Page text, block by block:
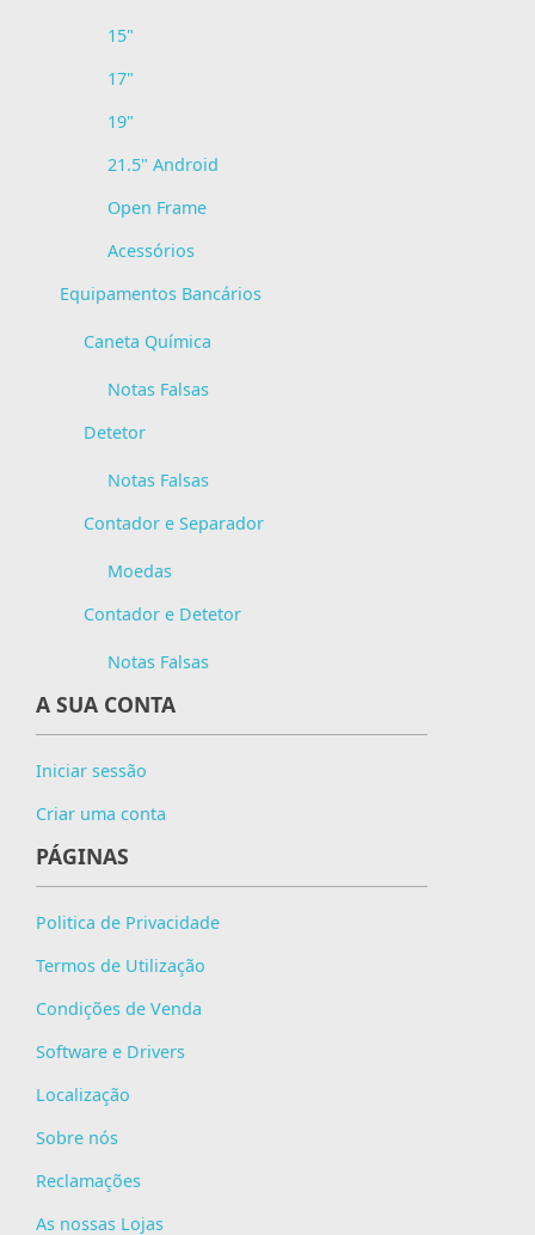
15"
17"
19"
21.5" Android
Open Frame
Acessórios
Equipamentos Bancários
Caneta Química
Notas Falsas
Detetor
Notas Falsas
Contador e Separador
Moedas
Contador e Detetor
Notas Falsas
A SUA CONTA
Iniciar sessão
Criar uma conta
PÁGINAS
Politica de Privacidade
Termos de Utilização
Condições de Venda
Software e Drivers
Localização
Sobre nós
Reclamações
As nossas Lojas